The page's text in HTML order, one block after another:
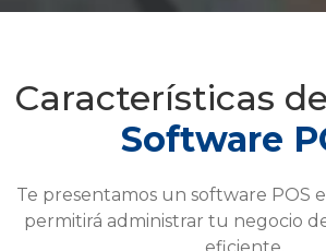
Características
Software
Te presentamos un software POS
permitirá administrar tu negocio